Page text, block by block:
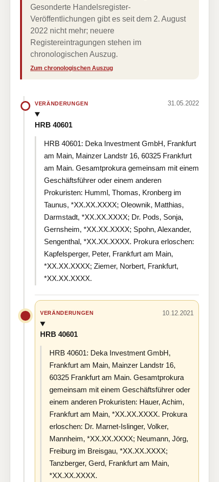
Gesonderte Handelsregister-
Veröffentlichungen gibt es seit dem 2. August
2022 nicht mehr; neuere
Registereintragungen stehen im
chronologischen Auszug.
Zum chronologischen Auszug
VERÄNDERUNGEN 31.05.2022
HRB 40601
HRB 40601: Deka Investment GmbH, Frankfurt
am Main, Mainzer Landstr 16, 60325 Frankfurt
am Main. Gesamtprokura gemeinsam mit einem
Geschäftsführer oder einem anderen
Prokuristen: Humml, Thomas, Kronberg im
Taunus, *XX.XX.XXXX; Oleownik, Matthias,
Darmstadt, *XX.XX.XXXX; Dr. Pods, Sonja,
Gernsheim, *XX.XX.XXXX; Spohn, Alexander,
Sengenthal, *XX.XX.XXXX. Prokura erloschen:
Kapfelsperger, Peter, Frankfurt am Main,
*XX.XX.XXXX; Ziemer, Norbert, Frankfurt,
*XX.XX.XXXX.
VERÄNDERUNGEN 10.12.2021
HRB 40601
HRB 40601: Deka Investment GmbH,
Frankfurt am Main, Mainzer Landstr 16,
60325 Frankfurt am Main. Gesamtprokura
gemeinsam mit einem Geschäftsführer oder
einem anderen Prokuristen: Hauer, Achim,
Frankfurt am Main, *XX.XX.XXXX. Prokura
erloschen: Dr. Marnet-Islinger, Volker,
Mannheim, *XX.XX.XXXX; Neumann, Jörg,
Freiburg im Breisgau, *XX.XX.XXXX;
Tanzberger, Gerd, Frankfurt am Main,
*XX.XX.XXXX.